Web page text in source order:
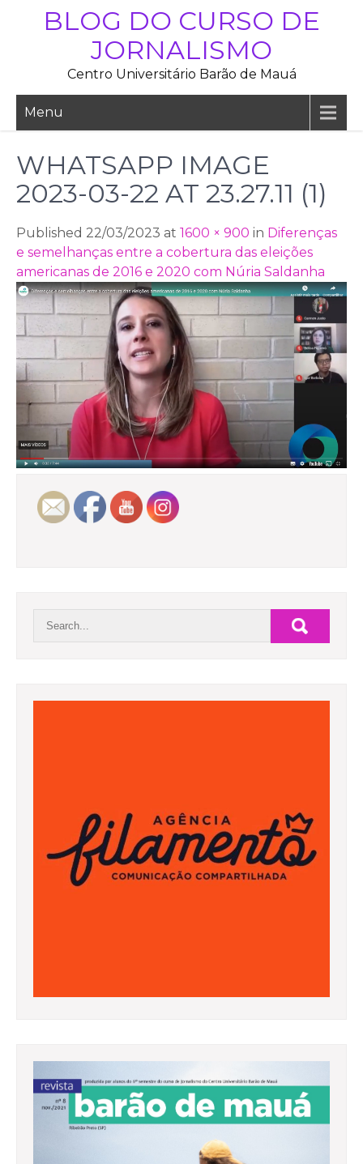
BLOG DO CURSO DE
JORNALISMO
Centro Universitário Barão de Mauá
Menu
WHATSAPP IMAGE
2023-03-22 AT 23.27.11 (1)
Published 22/03/2023 at 1600 × 900 in Diferenças
e semelhanças entre a cobertura das eleições
americanas de 2016 e 2020 com Núria Saldanha